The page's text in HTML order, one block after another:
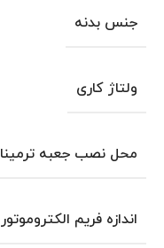
جنس بدنه
ولتاژ کاری
محل نصب جعبه
اندازه فریم الکتروموتور